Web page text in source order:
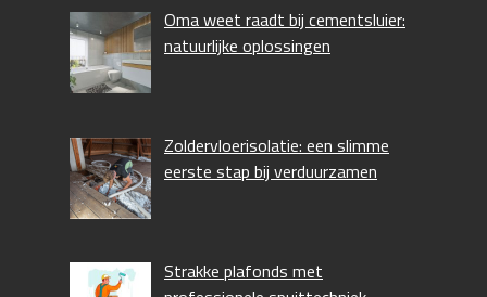
Oma weet raadt bij cementsluier:
natuurlijke oplossingen
Zoldervloerisolatie: een slimme
eerste stap bij verduurzamen
Strakke plafonds met